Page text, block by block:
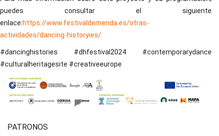
puedes consultar el siguiente
enlace:https://www.festivaldemerida.es/otras-
actividades/dancing-historyies/.
#dancinghistories #dhfestival2024 #contemporarydance
#culturalheritagesite #creativeeurope
PATRONOS